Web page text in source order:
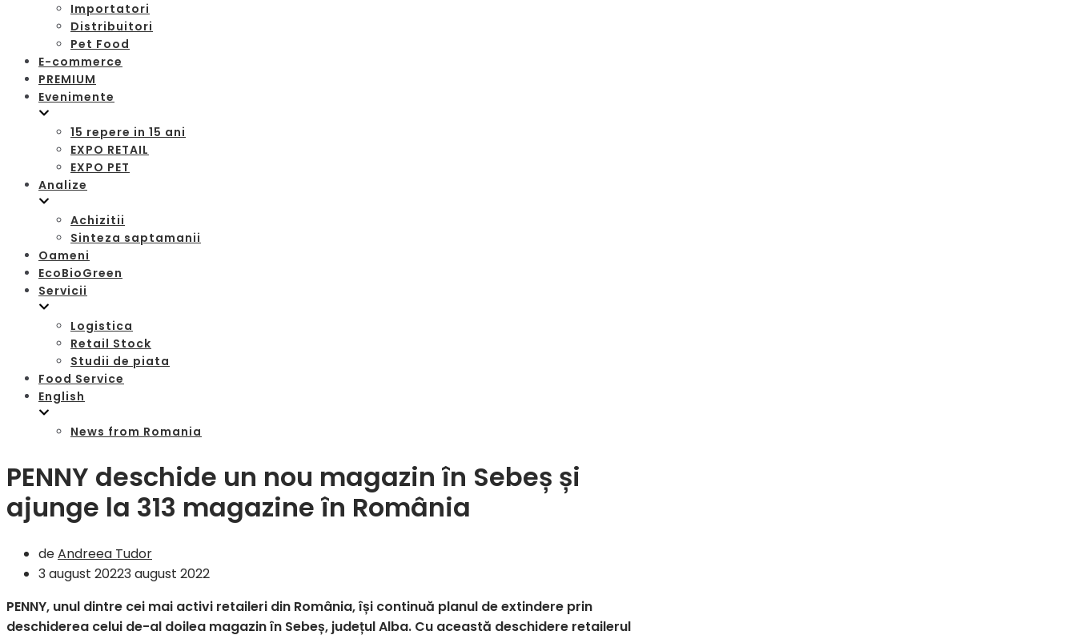
Importatori
Distribuitori
Pet Food
E-commerce
PREMIUM
Evenimente
15 repere in 15 ani
EXPO RETAIL
EXPO PET
Analize
Achizitii
Sinteza saptamanii
Oameni
EcoBioGreen
Servicii
Logistica
Retail Stock
Studii de piata
Food Service
English
News from Romania
PENNY deschide un nou magazin în Sebeș și
ajunge la 313 magazine în România
deAndreea Tudor
3 august 20223 august 2022
PENNY, unul dintre cei mai activi retaileri din România, își continuă planul de extindere prin
deschiderea celui de-al doilea magazin în Sebeș, județul Alba. Cu această deschidere retailerul